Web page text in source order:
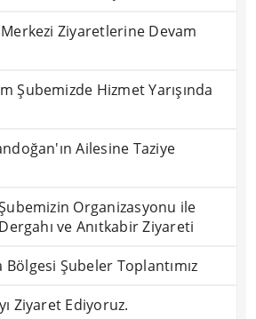
Merkezi Ziyaretlerine Devam
Şubemizde Hizmet Yarışında
Ailesine Taziye
Organizasyonu ile
ve Anıtkabir Ziyareti
Şubeler Toplantımız
Ziyaret Ediyoruz.